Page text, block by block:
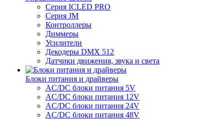
Серия ICLED PRO
Серия JM
Контроллеры
Диммеры
Усилители
Декодеры DMX 512
Датчики движения, звука и света
Блоки питания и драйверы
AC/DC блоки питания 5V
AC/DC блоки питания 12V
AC/DC блоки питания 24V
AC/DC блоки питания 48V